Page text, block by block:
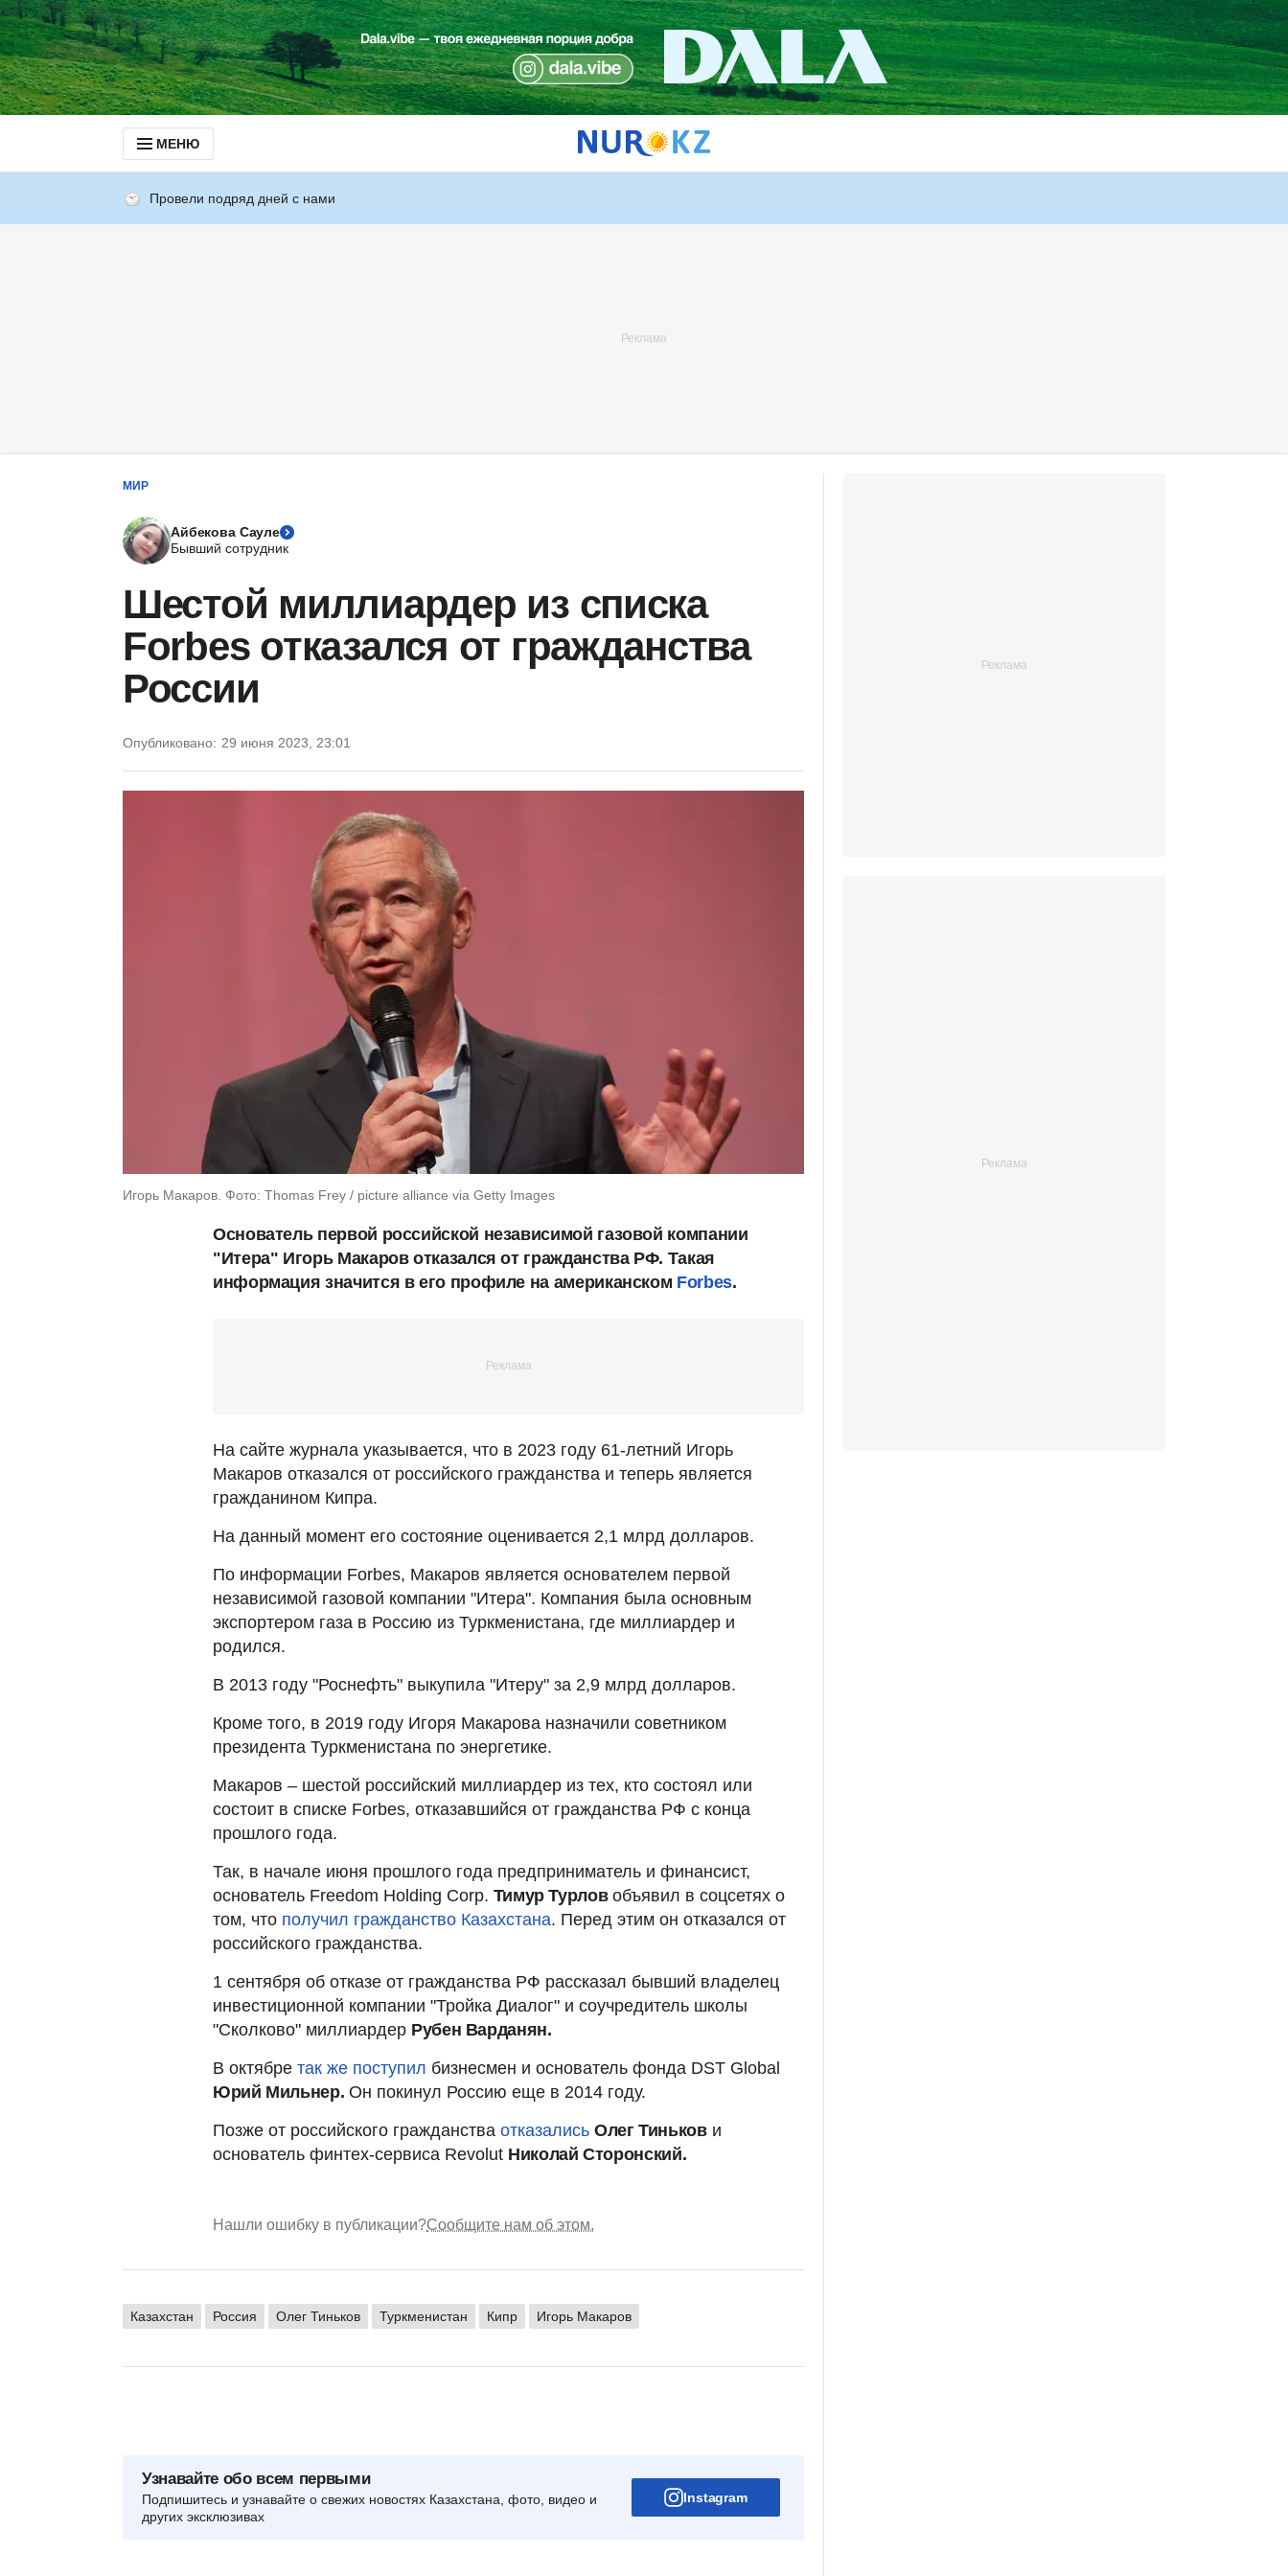
МЕНЮ
Провели подряд дней с нами
МИР
Айбекова Сауле
Бывший сотрудник
Шестой миллиардер из списка
Forbes отказался от гражданства
России
Опубликовано: 29 июня 2023, 23:01
Игорь Макаров. Фото: Thomas Frey / picture alliance via Getty Images
Основатель первой российской независимой газовой компании
"Итера" Игорь Макаров отказался от гражданства РФ. Такая
информация значится в его профиле на американском Forbes.
На сайте журнала указывается, что в 2023 году 61-летний Игорь
Макаров отказался от российского гражданства и теперь является
гражданином Кипра.
На данный момент его состояние оценивается 2,1 млрд долларов.
По информации Forbes, Макаров является основателем первой
независимой газовой компании "Итера". Компания была основным
экспортером газа в Россию из Туркменистана, где миллиардер и
родился.
В 2013 году "Роснефть" выкупила "Итеру" за 2,9 млрд долларов.
Кроме того, в 2019 году Игоря Макарова назначили советником
президента Туркменистана по энергетике.
Макаров – шестой российский миллиардер из тех, кто состоял или
состоит в списке Forbes, отказавшийся от гражданства РФ с конца
прошлого года.
Так, в начале июня прошлого года предприниматель и финансист,
основатель Freedom Holding Corp. Тимур Турловобъявил в соцсетях о
том, что получил гражданство Казахстана. Перед этим он отказался от
российского гражданства.
1 сентября об отказе от гражданства РФ рассказал бывший владелец
инвестиционной компании "Тройка Диалог" и соучредитель школы
"Сколково" миллиардер Рубен Варданян.
В октябре так же поступил бизнесмен и основатель фонда DST Global
Юрий Мильнер. Он покинул Россию еще в 2014 году.
Позже от российского гражданства отказались Олег Тинькови
основатель финтех-сервиса Revolut Николай Сторонский.
Нашли ошибку в публикации?Сообщите нам об этом.
Казахстан Россия Олег Тиньков Туркменистан Кипр Игорь Макаров
Узнавайте обо всем первыми
Подпишитесь и узнавайте о свежих новостях Казахстана, фото, видео и
других эксклюзивах
Instagram